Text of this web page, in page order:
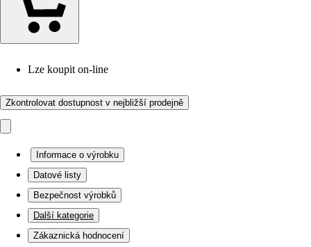
Lze koupit on-line
Zkontrolovat dostupnost v nejbližší prodejně
Informace o výrobku
Datové listy
Bezpečnost výrobků
Další kategorie
Zákaznická hodnocení